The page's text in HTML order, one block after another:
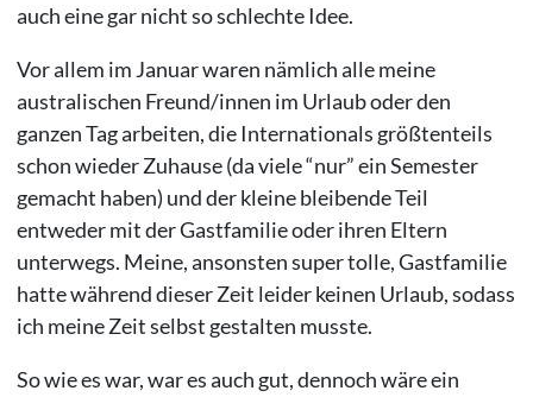
auch eine gar nicht so schlechte Idee.
Vor allem im Januar waren nämlich alle meine
australischen Freund/innen im Urlaub oder den
ganzen Tag arbeiten, die Internationals größtenteils
schon wieder Zuhause (da viele “nur” ein Semester
gemacht haben) und der kleine bleibende Teil
entweder mit der Gastfamilie oder ihren Eltern
unterwegs. Meine, ansonsten super tolle, Gastfamilie
hatte während dieser Zeit leider keinen Urlaub, sodass
ich meine Zeit selbst gestalten musste.
So wie es war, war es auch gut, dennoch wäre ein